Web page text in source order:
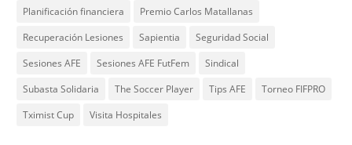
Planificación financiera
Premio Carlos Matallanas
Recuperación Lesiones
Sapientia
Seguridad Social
Sesiones AFE
Sesiones AFE FutFem
Sindical
Subasta Solidaria
The Soccer Player Tips AFE
Torneo FIFPRO
Tximist Cup
Visita Hospitales